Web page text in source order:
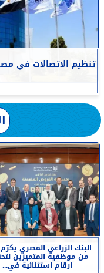
البنك الزراعي المصري
من موظفيه المتميزين
ارقام استثنائية في...